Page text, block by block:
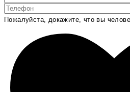
Пожалуйста, докажите, что вы